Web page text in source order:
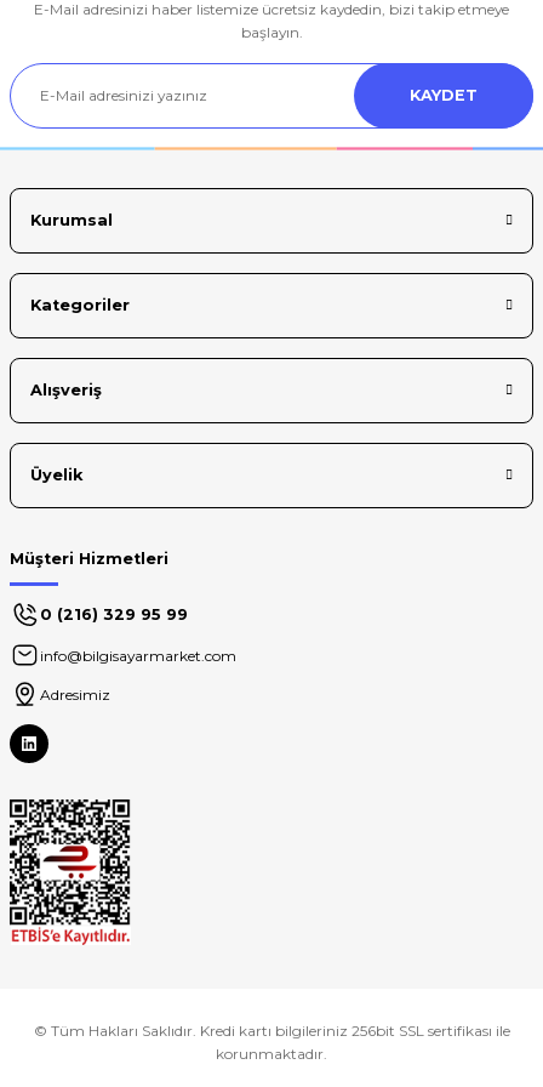
Ürün resmi kalitesiz, bozuk veya görüntülenemiyor.
Ürün açıklamasında eksik bilgiler bulunuyor.
Ürün bilgilerinde hatalar bulunuyor.
E-Mail adresinizi haber listemize ücretsiz kaydedin, bizi takip etmeye
başlayın.
KAYDET
Kurumsal
Kategoriler
Alışveriş
Üyelik
Müşteri Hizmetleri
0 (216) 329 95 99
info@bilgisayarmarket.com
Adresimiz
© Tüm Hakları Saklıdır. Kredi kartı bilgileriniz 256bit SSL sertifikası ile
korunmaktadır.